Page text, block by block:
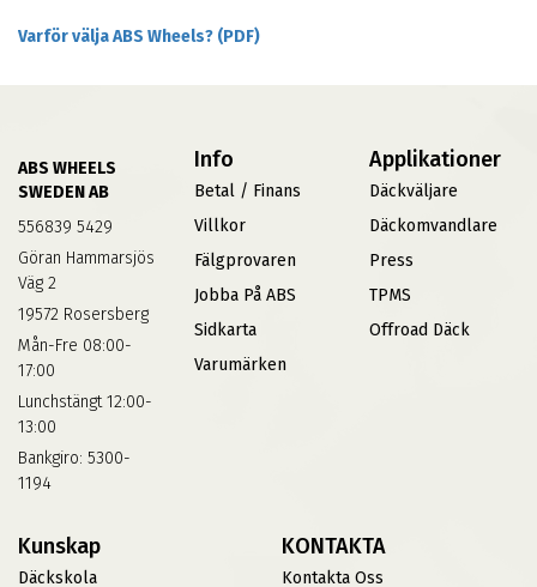
Varför välja ABS Wheels? (PDF)
ABS WHEELS
SWEDEN AB
556839 5429
Göran Hammarsjös
Väg 2
19572 Rosersberg
Mån-Fre 08:00-
17:00
Lunchstängt 12:00-
13:00
Bankgiro: 5300-
1194
Info
Betal / Finans
Villkor
Fälgprovaren
Jobba På ABS
Sidkarta
Varumärken
Applikationer
Däckväljare
Däckomvandlare
Press
TPMS
Offroad Däck
Kunskap
Däckskola
KONTAKTA
Kontakta Oss